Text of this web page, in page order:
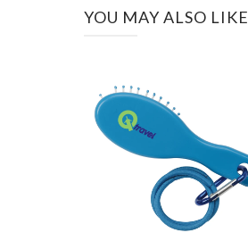
YOU MAY ALSO LIKE